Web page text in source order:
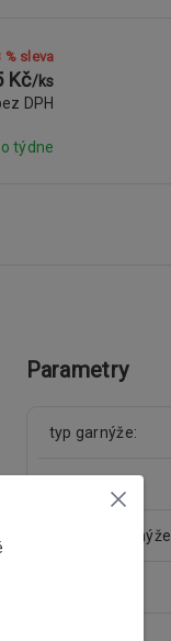
% sleva
Kč/ks
DPH
týdne
Parametry
typ garnýže
materiál garnýže